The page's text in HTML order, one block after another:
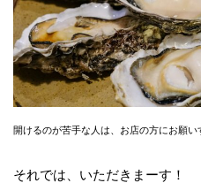
開けるのが苦手な人は、お店の方にお願い
それでは、いただきまーす！